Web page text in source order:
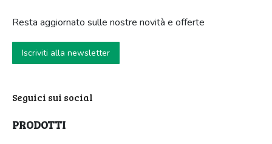
Resta aggiornato sulle nostre novità e offerte
Iscriviti alla newsletter
Seguici sui social
PRODOTTI